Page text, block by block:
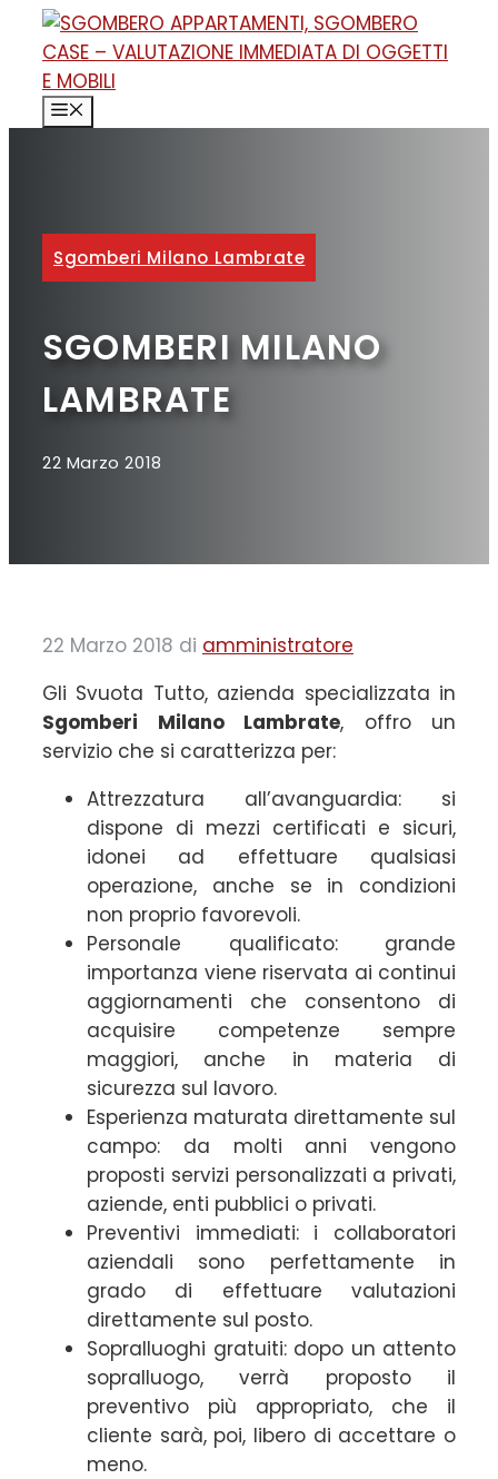
contenuto
Sgomberi Milano Lambrate
SGOMBERI MILANO
LAMBRATE
22 Marzo 2018
22 Marzo 2018 di amministratore
Gli Svuota Tutto, azienda specializzata in
Sgomberi Milano Lambrate, offro un
servizio che si caratterizza per:
Attrezzatura all’avanguardia: si
dispone di mezzi certificati e sicuri,
idonei ad effettuare qualsiasi
operazione, anche se in condizioni
non proprio favorevoli.
Personale qualificato: grande
importanza viene riservata ai continui
aggiornamenti che consentono di
acquisire competenze sempre
maggiori, anche in materia di
sicurezza sul lavoro.
Esperienza maturata direttamente sul
campo: da molti anni vengono
proposti servizi personalizzati a privati,
aziende, enti pubblici o privati.
Preventivi immediati: i collaboratori
aziendali sono perfettamente in
grado di effettuare valutazioni
direttamente sul posto.
Sopralluoghi gratuiti: dopo un attento
sopralluogo, verrà proposto il
preventivo più appropriato, che il
cliente sarà, poi, libero di accettare o
meno.